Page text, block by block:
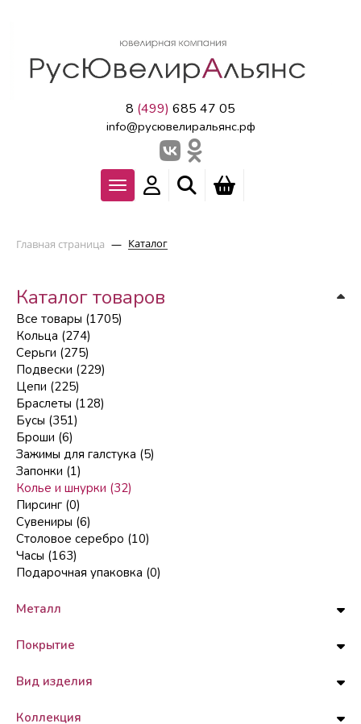
8 (499) 685 47 05
info@русювелиральянс.рф
Главная страница — Каталог
Каталог товаров
Все товары (1705)
Кольца (274)
Серьги (275)
Подвески (229)
Цепи (225)
Браслеты (128)
Бусы (351)
Броши (6)
Зажимы для галстука (5)
Запонки (1)
Колье и шнурки (32)
Пирсинг (0)
Сувениры (6)
Столовое серебро (10)
Часы (163)
Подарочная упаковка (0)
Металл
Покрытие
Вид изделия
Коллекция